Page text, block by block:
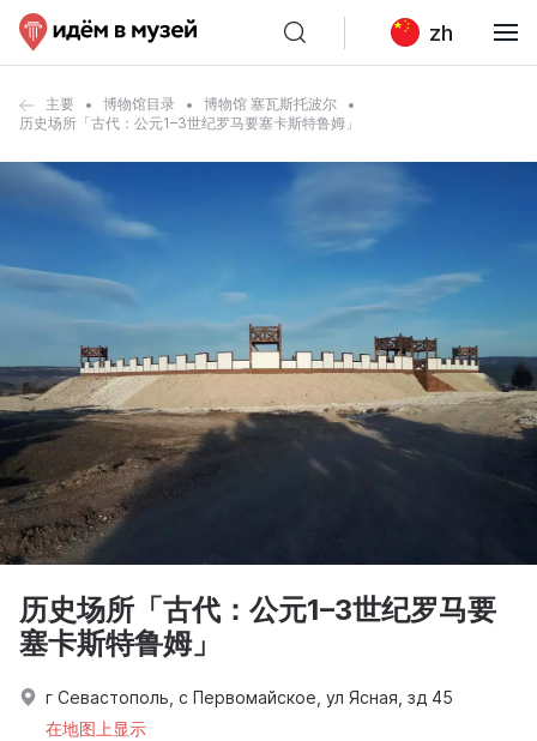
zh
主要 博物馆目录
博物馆 塞瓦斯托波尔
历史场所「古代：公元1–3世纪罗马要塞卡斯特鲁姆」
历史场所「古代：公元1–3世纪罗马要
塞卡斯特鲁姆」
г Севастополь, с Первомайское, ул Ясная, зд 45
在地图上显示